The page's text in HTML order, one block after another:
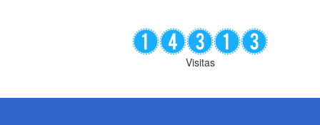
Visitas